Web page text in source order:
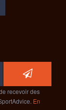
recevoir des
En